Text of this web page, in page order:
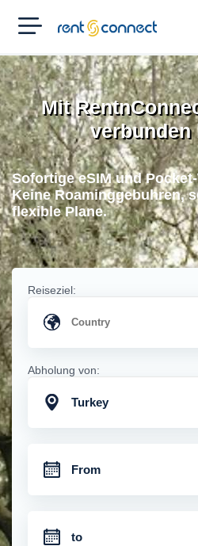
RENT'N
CONNECT
Mit
verbunden
Sofortige eSIM und
Keine Roaminggebuhren,
flexible Plane.
Reiseziel:
Abholung von:
Turkey